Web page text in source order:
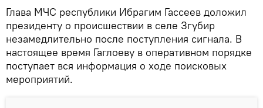
Глава МЧС республики Ибрагим Гассеев доложил
президенту о происшествии в селе Згубир
незамедлительно после поступления сигнала. В
настоящее время Гаглоеву в оперативном порядке
поступает вся информация о ходе поисковых
мероприятий.